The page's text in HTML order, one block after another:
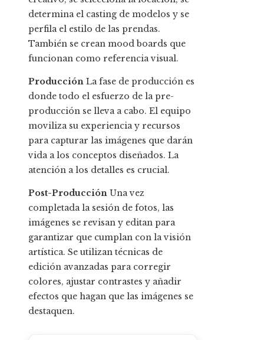
determina el casting de modelos y se
perfila el estilo de las prendas.
También se crean mood boards que
funcionan como referencia visual.
Producción La fase de producción es
donde todo el esfuerzo de la pre-
producción se lleva a cabo. El equipo
moviliza su experiencia y recursos
para capturar las imágenes que darán
vida a los conceptos diseñados. La
atención a los detalles es crucial.
Post-Producción Una vez
completada la sesión de fotos, las
imágenes se revisan y editan para
garantizar que cumplan con la visión
artística. Se utilizan técnicas de
edición avanzadas para corregir
colores, ajustar contrastes y añadir
efectos que hagan que las imágenes se
destaquen.